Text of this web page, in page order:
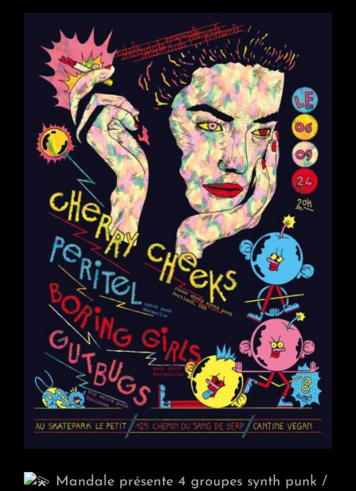
Mandale présente 4 groupes synth punk /